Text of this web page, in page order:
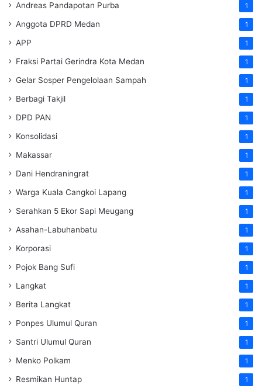
Andreas Pandapotan Purba 1
Anggota DPRD Medan 1
APP 1
Fraksi Partai Gerindra Kota Medan 1
Gelar Sosper Pengelolaan Sampah 1
Berbagi Takjil 1
DPD PAN 1
Konsolidasi 1
Makassar 1
Dani Hendraningrat 1
Warga Kuala Cangkoi Lapang 1
Serahkan 5 Ekor Sapi Meugang 1
Asahan-Labuhanbatu 1
Korporasi 1
Pojok Bang Sufi 1
Langkat 1
Berita Langkat 1
Ponpes Ulumul Quran 1
Santri Ulumul Quran 1
Menko Polkam 1
Resmikan Huntap 1